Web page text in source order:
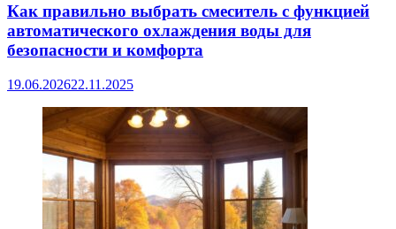
Как правильно выбрать смеситель с функцией
автоматического охлаждения воды для
безопасности и комфорта
19.06.202622.11.2025